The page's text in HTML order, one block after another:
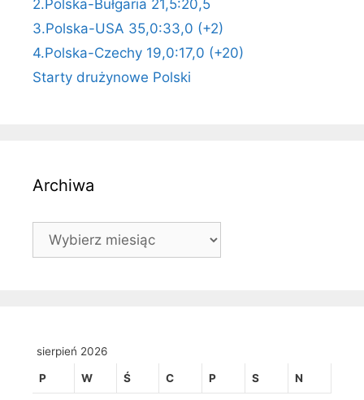
2.Polska-Bułgaria 21,5:20,5
3.Polska-USA 35,0:33,0 (+2)
4.Polska-Czechy 19,0:17,0 (+20)
Starty drużynowe Polski
Archiwa
Archiwa
sierpień 2026
P W Ś C P S N